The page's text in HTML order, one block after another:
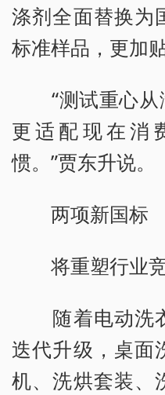
涤剂全面替换为
标准样品，更加
“测试重心从
更适配现在消
惯。”贾东升说。
两项新国标
将重塑行业竞
随着电动洗
迭代升级，桌面
机、洗烘套装、